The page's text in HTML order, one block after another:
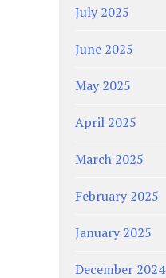
July 2025
June 2025
May 2025
April 2025
March 2025
February 2025
January 2025
December 2024